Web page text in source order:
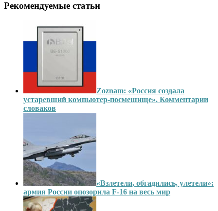
Рекомендуемые статьи
Zoznam: «Россия создала
устаревший компьютер-посмешище». Комментарии
словаков
«Взлетели, обгадились, улетели»:
армия России опозорила F-16 на весь мир